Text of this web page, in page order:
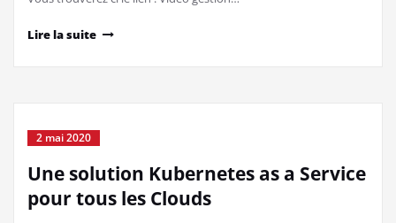
Lire la suite
2 mai 2020
Une solution Kubernetes as a Service
pour tous les Clouds